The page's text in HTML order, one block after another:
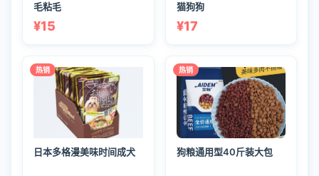
毛粘毛
¥15
猫狗狗
¥17
热销
日本多格漫美味时间成犬
热销
狗粮通用型40斤装大包